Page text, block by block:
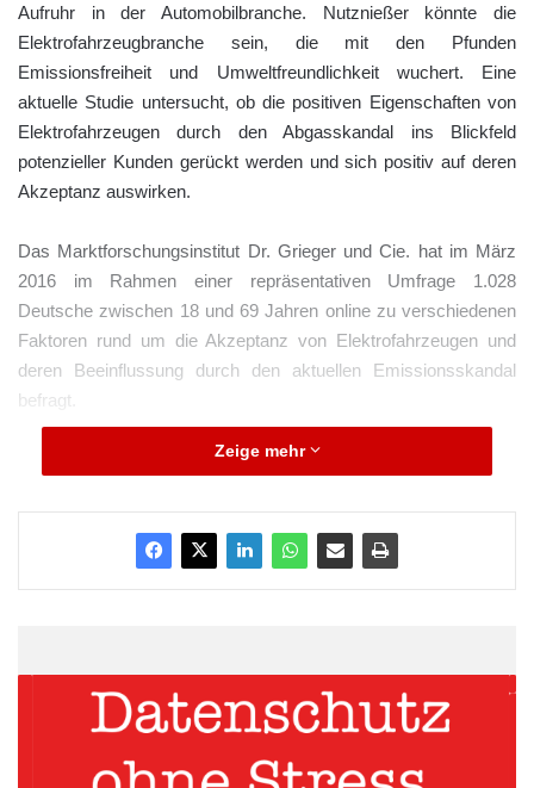
Aufruhr in der Automobilbranche. Nutznießer könnte die
Elektrofahrzeugbranche sein, die mit den Pfunden
Emissionsfreiheit und Umweltfreundlichkeit wuchert. Eine
aktuelle Studie untersucht, ob die positiven Eigenschaften von
Elektrofahrzeugen durch den Abgasskandal ins Blickfeld
potenzieller Kunden gerückt werden und sich positiv auf deren
Akzeptanz auswirken.
Das Marktforschungsinstitut Dr. Grieger und Cie. hat im März
2016 im Rahmen einer repräsentativen Umfrage 1.028
Deutsche zwischen 18 und 69 Jahren online zu verschiedenen
Faktoren rund um die Akzeptanz von Elektrofahrzeugen und
deren Beeinflussung durch den aktuellen Emissionsskandal
befragt.
Quelle: Dr. Grieger & Cie. Marktforschung
Die Ergebnisse der Studie zeigen, dass Personen, die zu
Zeige mehr